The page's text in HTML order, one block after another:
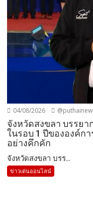
04/08/2026
จังหวัดสงขลา บรรยา
ในรอบ 1 ปีขององค์ก
อย่างคึกคัก
จังหวัดสงขลา บรร...
ข่าวเด่นออนไลน์